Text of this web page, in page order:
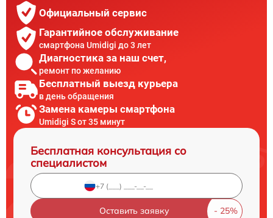
Официальный сервис
Гарантийное обслуживание
смартфона Umidigi до 3 лет
Диагностика за наш счет,
ремонт по желанию
Бесплатный выезд курьера
в день обращения
Замена камеры смартфона
Umidigi S от 35 минут
Бесплатная консультация со
специалистом
Оставить заявку